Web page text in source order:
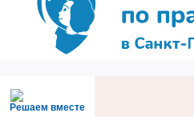
Решаем вместе